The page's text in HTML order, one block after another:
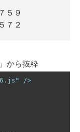
５９
７２
から抜粋
/>